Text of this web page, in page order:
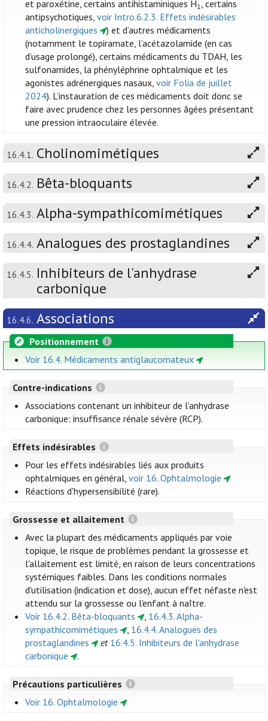
et paroxétine, certains antihistaminiques H1, certains
antipsychotiques,voir Intro.6.2.3. Effets indésirables
anticholinergiques
) et d’autres médicaments
(notamment le topiramate, l’acétazolamide (en cas
d’usage prolongé), certains médicaments du TDAH, les
sulfonamides, la phényléphrine ophtalmique et les
agonistes adrénergiques nasaux,voir Folia de juillet
2024). L’instauration de ces médicaments doit donc se
faire avec prudence chez les personnes âgées présentant
une pression intraoculaire élevée.
16.4.1. Cholinomimétiques
16.4.2. Bêta-bloquants
16.4.3. Alpha-sympathicomimétiques
16.4.4. Analogues des prostaglandines
16.4.5. Inhibiteurs de l'anhydrase
carbonique
16.4.6. Associations
Positionnement
Voir 16.4. Médicaments antiglaucomateux
Contre-indications
Associations contenant un inhibiteur de l’anhydrase
carbonique: insuffisance rénale sévère (RCP).
Effets indésirables
Pour les effets indésirables liés aux produits
ophtalmiques en général,voir 16. Ophtalmologie
Réactions d'hypersensibilité (rare).
Grossesse et allaitement
Avec la plupart des médicaments appliqués par voie
topique, le risque de problèmes pendant la grossesse et
l'allaitement est limité, en raison de leurs concentrations
systémiques faibles. Dans les conditions normales
d'utilisation (indication et dose), aucun effet néfaste n'est
attendu sur la grossesse ou l'enfant à naître.
Voir 16.4.2. Bêta-bloquants
, 16.4.3. Alpha-
sympathicomimétiques
, 16.4.4. Analogues des
prostaglandines
et 16.4.5. Inhibiteurs de l'anhydrase
carbonique
.
Précautions particulières
Voir 16. Ophtalmologie